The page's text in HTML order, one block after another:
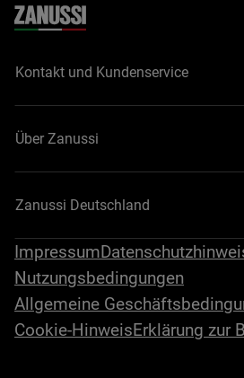
Kontakt und Kundenservice
Über Zanussi
Zanussi Deutschland
Impressum
Nutzungsbedingungen
Allgemeine
Cookie-HinweisErklärung zur